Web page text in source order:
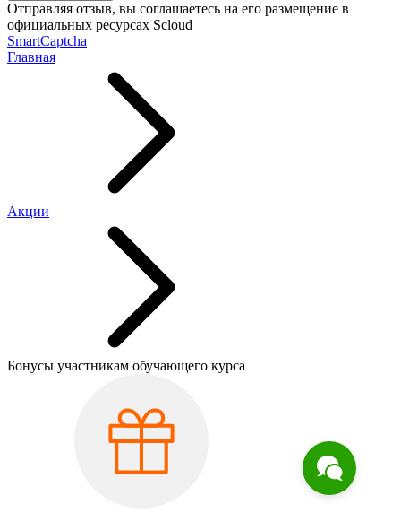
Отправляя отзыв, вы соглашаетесь на его размещение в
официальных ресурсах Scloud
SmartCaptcha
Главная
Акции
Бонусы участникам обучающего курса